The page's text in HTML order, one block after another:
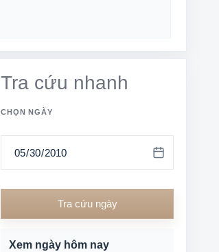
Tra cứu nhanh
CHỌN NGÀY
Tra cứu ngày
Xem ngày hôm nay